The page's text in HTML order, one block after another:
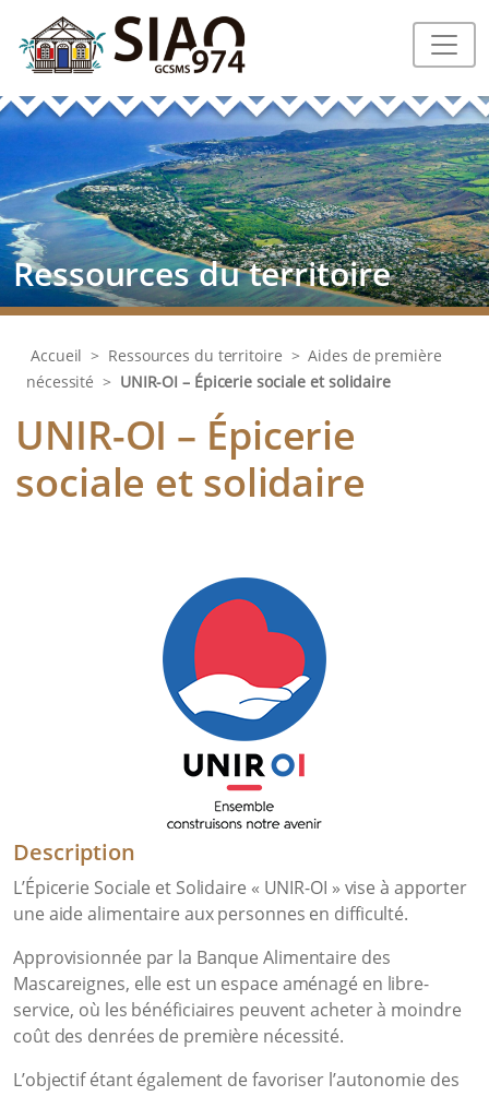
Ressources du territoire
Accueil > Ressources du territoire > Aides de première
nécessité > UNIR-OI – Épicerie sociale et solidaire
UNIR-OI – Épicerie
sociale et solidaire
Description
L’Épicerie Sociale et Solidaire « UNIR-OI » vise à apporter
une aide alimentaire aux personnes en difficulté.
Approvisionnée par la Banque Alimentaire des
Mascareignes, elle est un espace aménagé en libre-
service, où les bénéficiaires peuvent acheter à moindre
coût des denrées de première nécessité.
L’objectif étant également de favoriser l’autonomie des